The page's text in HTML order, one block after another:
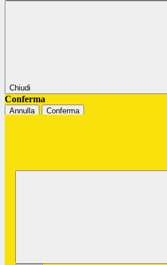
Chiudi
Conferma
Annulla Conferma